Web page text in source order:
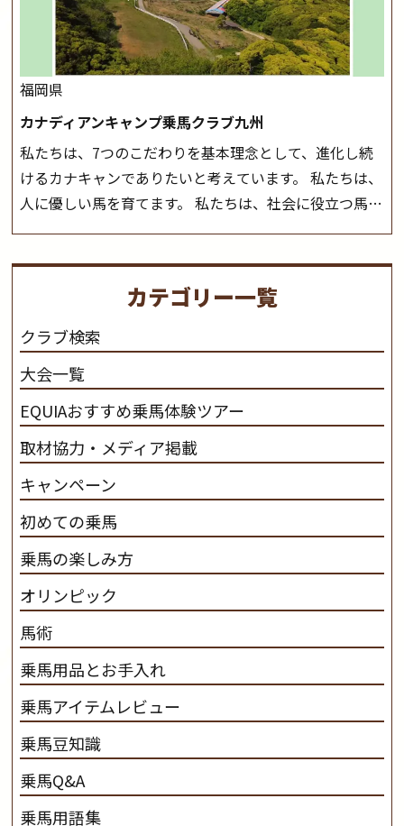
お越しください！大山乗馬センターの紹介記事はこち
福岡県
カナディアンキャンプ乗馬クラブ九州
私たちは、7つのこだわりを基本理念として、進化し続
けるカナキャンでありたいと考えています。 私たちは、
人に優しい馬を育てます。 私たちは、社会に役立つ馬を
生産します。 私たちは、馬や人々に癒しとなる環境を守
さと魅力を追求します。 私たちは、馬の品種と血統にこ
だわります。 私たちは、乗用馬の質の向上を目指し、生
産･育成･調教を一貫して行います。カナディアンキャ
ンプ乗馬クラブ九州のツアー情報はこちら
カテゴリー一覧
クラブ検索
大会一覧
EQUIAおすすめ乗馬体験ツアー
取材協力・メディア掲載
キャンペーン
初めての乗馬
乗馬の楽しみ方
オリンピック
馬術
乗馬用品とお手入れ
乗馬アイテムレビュー
乗馬豆知識
乗馬Q&A
乗馬用語集